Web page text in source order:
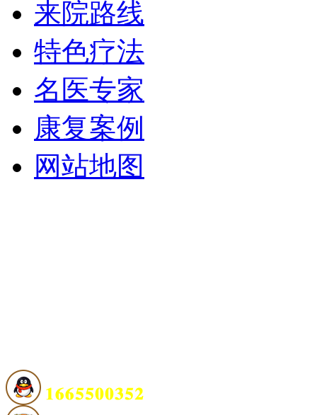
来院路线
特色疗法
名医专家
康复案例
网站地图